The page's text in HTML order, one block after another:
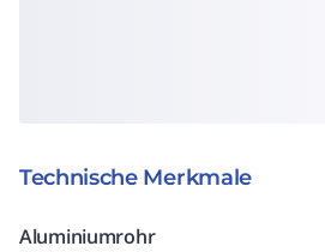
Technische Merkmale
Aluminiumrohr